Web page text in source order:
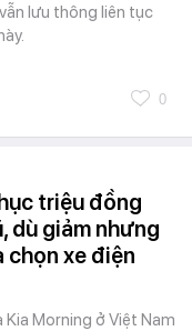
lưu thông liên tục
0
triệu đồng
dù giảm nhưng
chọn xe điện
Kia Morning ở Việt Nam